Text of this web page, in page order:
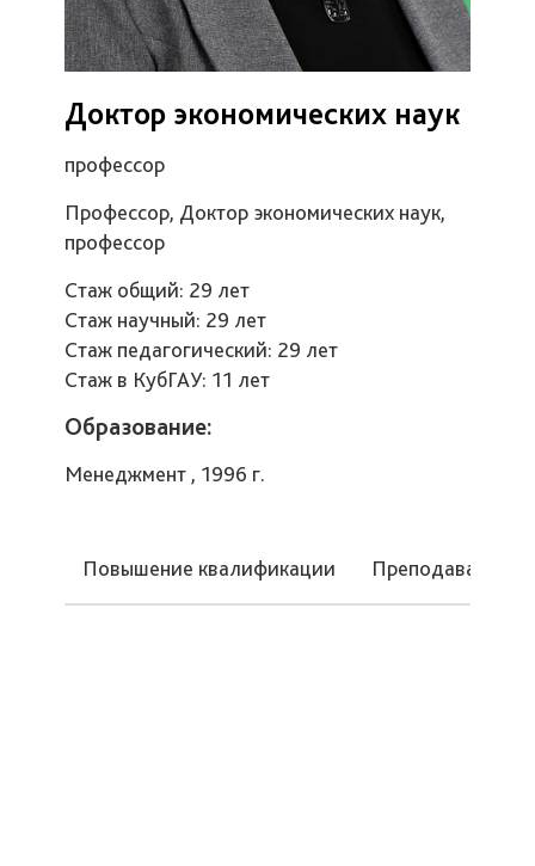
Доктор экономических наук
профессор
Профессор, Доктор экономических наук,
профессор
Стаж общий: 29 лет
Стаж научный: 29 лет
Стаж педагогический: 29 лет
Стаж в КубГАУ: 11 лет
Образование:
Менеджмент , 1996 г.
Повышение квалификации Преподаваемые